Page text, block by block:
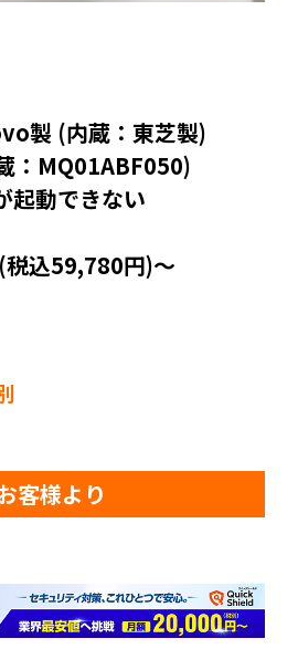
製 (内蔵：東芝製)
：MQ01ABF050)
起動できない
込59,780円)～
客様より